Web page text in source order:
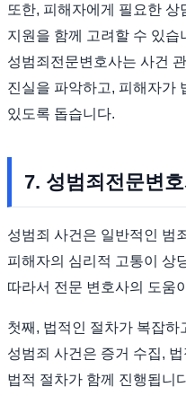
또한, 피해자에게 필요한
지원을 함께 고려할 수 있습
성범죄전문변호사는 사건
진실을 파악하고, 피해자가
있도록 돕습니다.
7. 성범죄전문변
성범죄 사건은 일반적인 범
피해자의 심리적 고통이 상
따라서 전문 변호사의 도움
첫째, 법적인 절차가 복잡하
성범죄 사건은 증거 수집,
법적 절차가 함께 진행됩니